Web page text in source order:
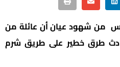
من شهود عيان أن عائلة من
طرق خطير على طريق شرم